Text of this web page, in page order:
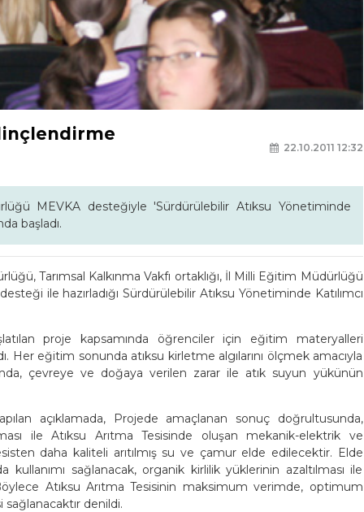
22.10.2011 12:32
MEVKA desteğiyle 'Sürdürülebilir Atıksu Yönetiminde
başladı.
Tarımsal Kalkınma Vakfı ortaklığı, İl Milli Eğitim Müdürlüğü
ile hazırladığı Sürdürülebilir Atıksu Yönetiminde Katılımcı
proje kapsamında öğrenciler için eğitim materyalleri
Her eğitim sonunda atıksu kirletme algılarını ölçmek amacıyla
çevreye ve doğaya verilen zarar ile atık suyun yükünün
açıklamada, Projede amaçlanan sonuç doğrultusunda,
ile Atıksu Arıtma Tesisinde oluşan mekanik-elektrik ve
daha kaliteli arıtılmış su ve çamur elde edilecektir. Elde
sağlanacak, organik kirlilik yüklerinin azaltılması ile
Atıksu Arıtma Tesisinin maksimum verimde, optimum
denildi.